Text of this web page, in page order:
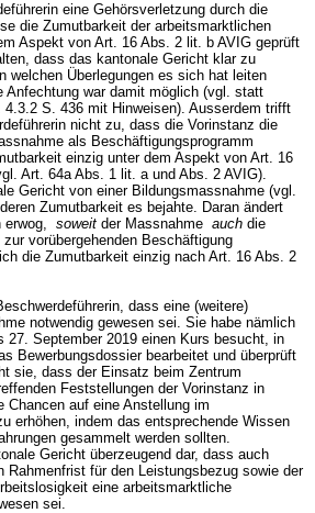
eine Gehörsverletzung durch die
die Zumutbarkeit der arbeitsmarktlichen
Aspekt von Art. 16 Abs. 2 lit. b AVIG geprüft
dass das kantonale Gericht klar zu
welchen Überlegungen es sich hat leiten
Anfechtung war damit möglich (vgl. statt
4.3.2 S. 436 mit Hinweisen). Ausserdem trifft
nicht zu, dass die Vorinstanz die
als Beschäftigungsprogramm
einzig unter dem Aspekt von Art. 16
Art. 64a Abs. 1 lit. a und Abs. 2 AVIG).
Gericht von einer Bildungsmassnahme (vgl.
Zumutbarkeit es bejahte. Daran ändert
erwog, soweit der Massnahme auch die
vorübergehenden Beschäftigung
die Zumutbarkeit einzig nach Art. 16 Abs. 2
dass eine (weitere)
notwendig gewesen sei. Sie habe nämlich
27. September 2019 einen Kurs besucht, in
Bewerbungsdossier bearbeitet und überprüft
sie, dass der Einsatz beim Zentrum
Feststellungen der Vorinstanz in
Chancen auf eine Anstellung im
erhöhen, indem das entsprechende Wissen
gesammelt werden sollten.
Gericht überzeugend dar, dass auch
Rahmenfrist für den Leistungsbezug sowie der
eine arbeitsmarktliche
sei.